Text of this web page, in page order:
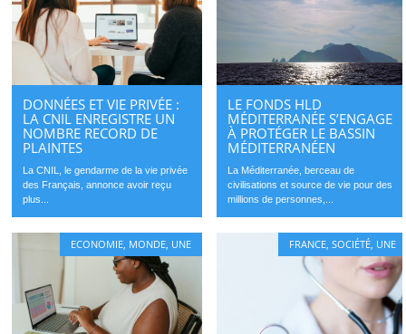
DONNÉES ET VIE PRIVÉE :
LA CNIL ENREGISTRE UN
NOMBRE RECORD DE
PLAINTES
La CNIL, le gendarme de la vie privée
des Français, annonce avoir reçu
plus...
LE FONDS HLD
MÉDITERRANÉE S’ENGAGE
À PROTÉGER LE BASSIN
MÉDITERRANÉEN
La Méditerranée, berceau de
civilisations et source de vie pour des
millions de personnes,...
ECONOMIE MONDE UNE FRANCE ,SOCIÉTÉ UNE